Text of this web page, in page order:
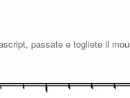
passate e togliete il